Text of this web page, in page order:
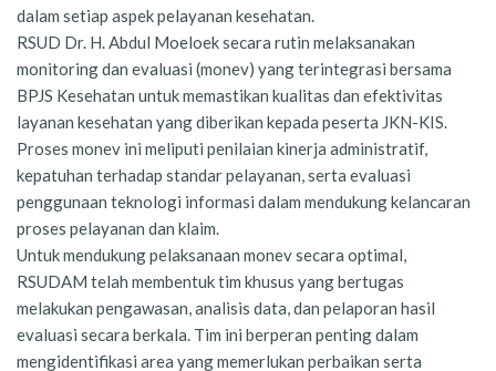
dalam setiap aspek pelayanan kesehatan.
RSUD Dr. H. Abdul Moeloek secara rutin melaksanakan
monitoring dan evaluasi (monev) yang terintegrasi bersama
BPJS Kesehatan untuk memastikan kualitas dan efektivitas
layanan kesehatan yang diberikan kepada peserta JKN-KIS.
Proses monev ini meliputi penilaian kinerja administratif,
kepatuhan terhadap standar pelayanan, serta evaluasi
penggunaan teknologi informasi dalam mendukung kelancaran
proses pelayanan dan klaim.
Untuk mendukung pelaksanaan monev secara optimal,
RSUDAM telah membentuk tim khusus yang bertugas
melakukan pengawasan, analisis data, dan pelaporan hasil
evaluasi secara berkala. Tim ini berperan penting dalam
mengidentifikasi area yang memerlukan perbaikan serta